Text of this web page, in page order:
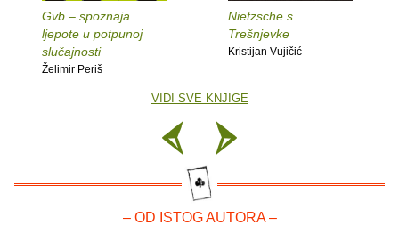
Gvb – spoznaja
ljepote u potpunoj
slučajnosti
Želimir Periš
Nietzsche s
Trešnjevke
Kristijan Vujičić
VIDI SVE KNJIGE
– OD ISTOG AUTORA –